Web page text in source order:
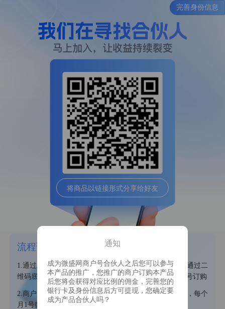
完善身份信息
将商品以链接形式分享给好友
流程说明
1.通过上方二维码可直接邀请商户扫码订购，您也可以通过二
维码底部按钮将商户号以链接形式分享给好友进行商户号订购
2.商户完成订购后您可以在合伙人钱包中查看您的收益，每个
月1号微盛网会完成月度账单结算并提供给您确认
通知
成为微盛网商户号合伙人之后您可以参与
本产品的推广，您推广的商户订购本产品
后您将会获得对应比例的佣金，完善您的
银行卡及身份信息后方可提现，您确定要
成为产品合伙人吗？